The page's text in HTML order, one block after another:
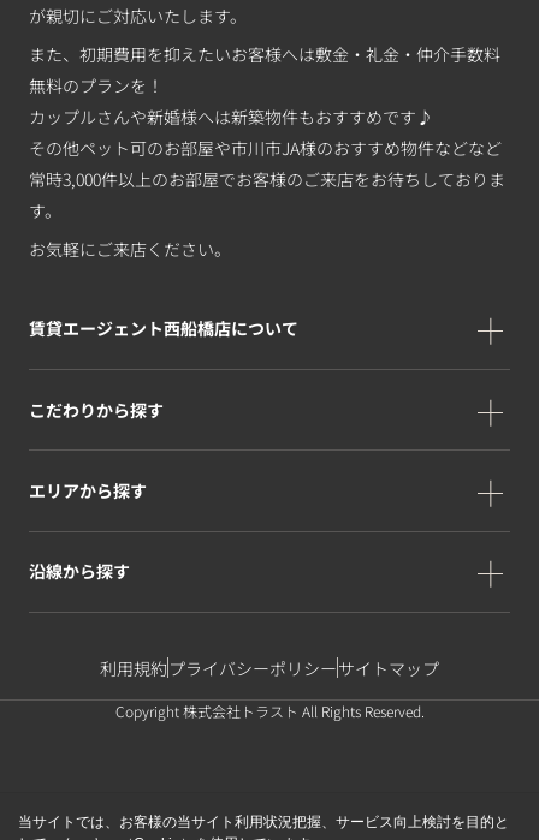
が親切にご対応いたします。
また、初期費用を抑えたいお客様へは敷金・礼金・仲介手数料
無料のプランを！
カップルさんや新婚様へは新築物件もおすすめです♪
その他ペット可のお部屋や市川市JA様のおすすめ物件などなど
常時3,000件以上のお部屋でお客様のご来店をお待ちしておりま
す。
お気軽にご来店ください。
賃貸エージェント西船橋店について
こだわりから探す
エリアから探す
沿線から探す
利用規約プライバシーポリシーサイトマップ
Copyright 株式会社トラスト All Rights Reserved.
当サイトでは、お客様の当サイト利用状況把握、サービス向上検討を目的と